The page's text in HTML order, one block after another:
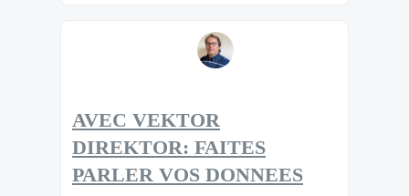
AVEC VEKTOR
DIREKTOR: FAITES
PARLER VOS DONNEES